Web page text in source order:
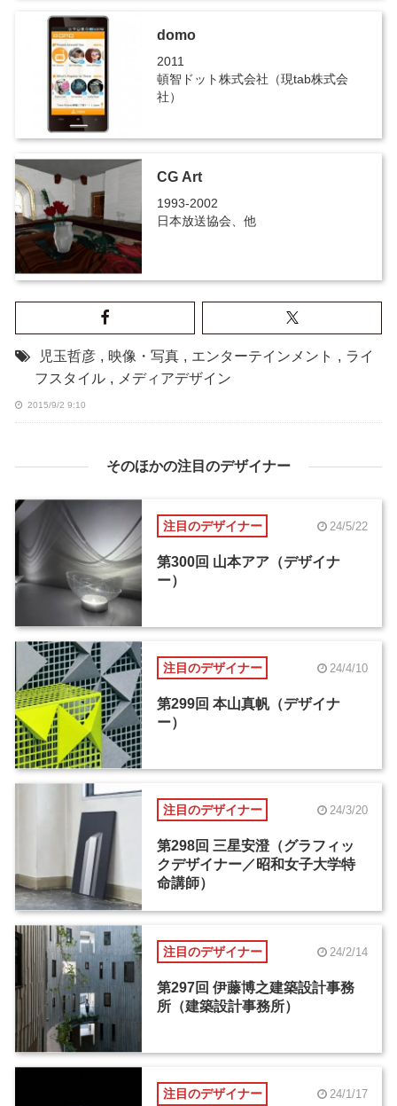
domo
2011
頓智ドット株式会社（現tab株式会
社）
CG Art
1993-2002
日本放送協会、他
児玉哲彦 , 映像・写真 , エンターテインメント , ライ
フスタイル , メディアデザイン
2015/9/2 9:10
そのほかの注目のデザイナー
注目のデザイナー 24/5/22
第300回 山本アア（デザイナ
ー）
注目のデザイナー 24/4/10
第299回 本山真帆（デザイナ
ー）
注目のデザイナー 24/3/20
第298回 三星安澄（グラフィッ
クデザイナー／昭和女子大学特
命講師）
注目のデザイナー 24/2/14
第297回 伊藤博之建築設計事務
所（建築設計事務所）
注目のデザイナー 24/1/17